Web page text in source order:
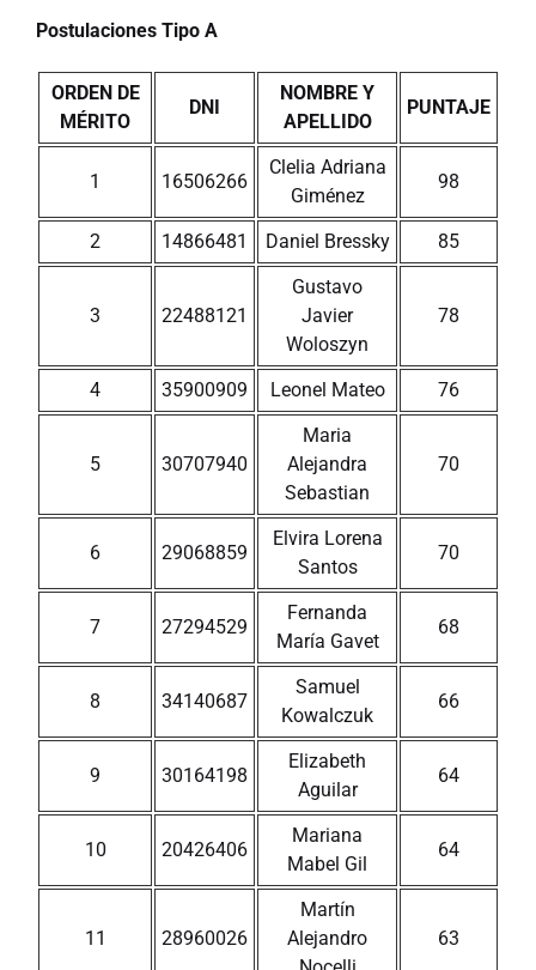
Postulaciones Tipo A
ORDEN DE
MÉRITO
DNI
NOMBRE Y
APELLIDO
PUNTAJE
1 16506266
Clelia Adriana
Giménez
98
2 14866481 Daniel Bressky 85
3 22488121
Gustavo
Javier
Woloszyn
78
4 35900909 Leonel Mateo 76
5 30707940
Maria
Alejandra
Sebastian
70
6 29068859
Elvira Lorena
Santos
70
7 27294529
Fernanda
María Gavet
68
8 34140687
Samuel
Kowalczuk
66
9 30164198
Elizabeth
Aguilar
64
10 20426406
Mariana
Mabel Gil
64
11 28960026
Martín
Alejandro
63